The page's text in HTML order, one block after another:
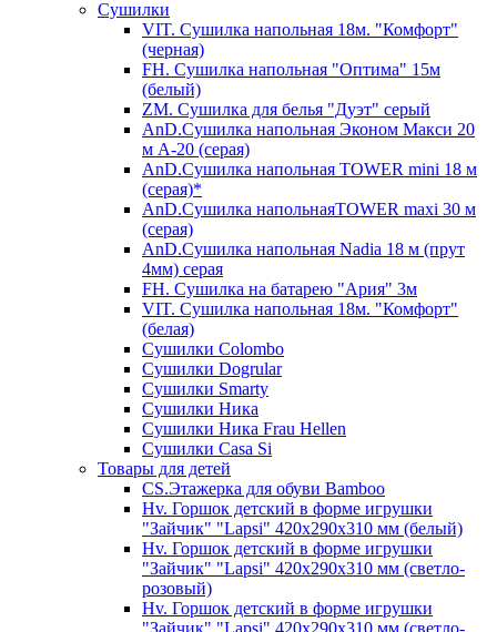
Сушилки
VIT. Сушилка напольная 18м. "Комфорт"
(черная)
FH. Сушилка напольная "Оптима" 15м
(белый)
ZM. Сушилка для белья "Дуэт" серый
AnD.Сушилка напольная Эконом Макси 20
м А-20 (серая)
AnD.Сушилка напольная TOWER mini 18 м
(серая)*
AnD.Сушилка напольнаяTOWER maxi 30 м
(серая)
AnD.Сушилка напольная Nadia 18 м (прут
4мм) серая
FH. Сушилка на батарею "Ария" 3м
VIT. Сушилка напольная 18м. "Комфорт"
(белая)
Cушилки Colombo
Сушилки Dogrular
Сушилки Smarty
Сушилки Ника
Сушилки Ника Frau Hellen
Сушилки Сasa Si
Товары для детей
CS.Этажерка для обуви Bamboo
Hv. Горшок детский в форме игрушки
"Зайчик" "Lapsi" 420х290х310 мм (белый)
Hv. Горшок детский в форме игрушки
"Зайчик" "Lapsi" 420х290х310 мм (светло-
розовый)
Hv. Горшок детский в форме игрушки
"Зайчик" "Lapsi" 420х290х310 мм (светло-